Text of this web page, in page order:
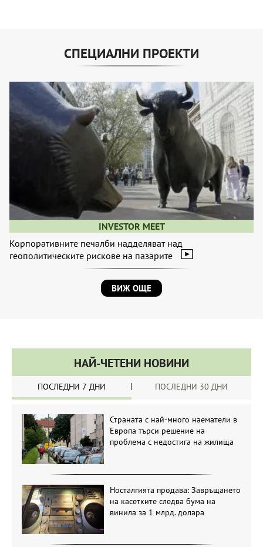
СПЕЦИАЛНИ ПРОЕКТИ
INVESTOR MEET
Корпоративните печалби надделяват над
геополитическите рискове на пазарите
ВИЖ ОЩЕ
НАЙ-ЧЕТЕНИ НОВИНИ
ПОСЛЕДНИ 7 ДНИ ПОСЛЕДНИ 30 ДНИ
Страната с най-много наематели в
Европа търси решение на
проблема с недостига на жилища
Носталгията продава: Завръщането
на касетките следва бума на
винила за 1 млрд. долара